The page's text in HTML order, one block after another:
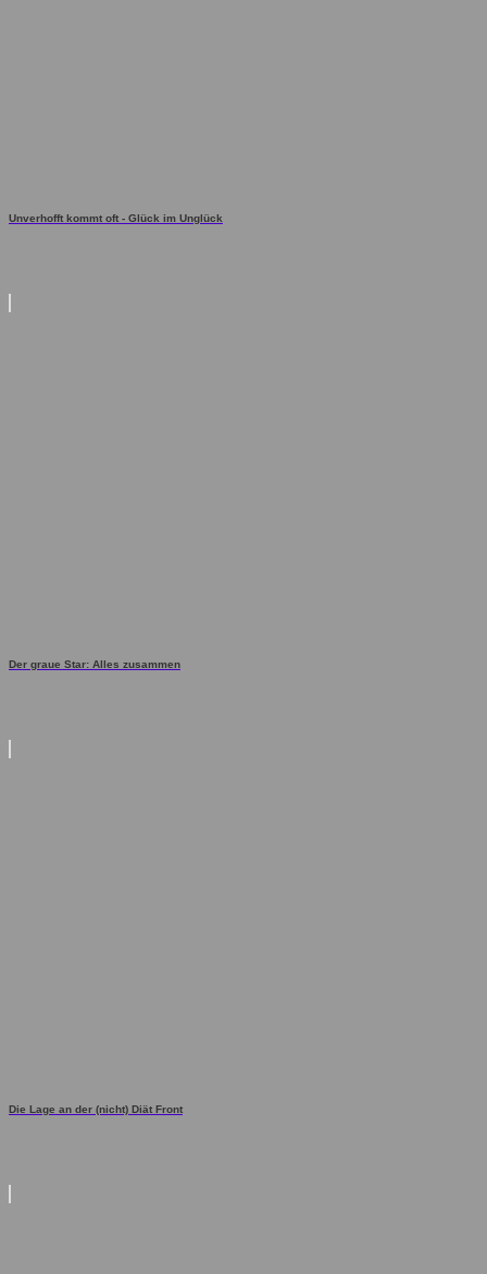
Unverhofft kommt oft - Glück im Unglück
Der graue Star: Alles zusammen
Die Lage an der (nicht) Diät Front